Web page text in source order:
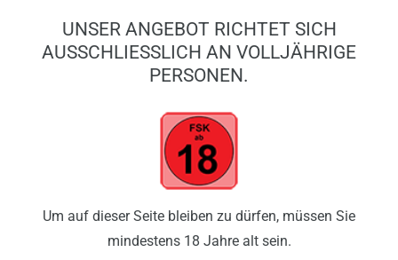
0
0,00 EUR
UNSER ANGEBOT RICHTET SICH
AUSSCHLIESSLICH AN VOLLJÄHRIGE P
ERSONEN.
Um auf dieser Seite bleiben zu dürfen, müssen Sie
mindestens 18 Jahre alt sein.